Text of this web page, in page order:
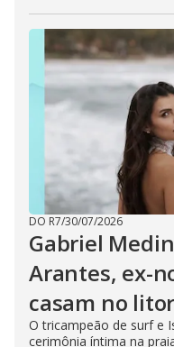
DO R7/30/07/2026
Gabriel
Arantes, ex-
casam no
O tricampeão de surf e
cerimônia íntima na